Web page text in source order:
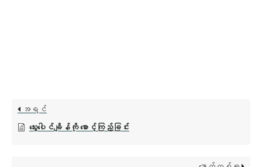
အရင်
သွေးပေါင်ချိန်ကို စောင့်ကြည့်ခြင်း